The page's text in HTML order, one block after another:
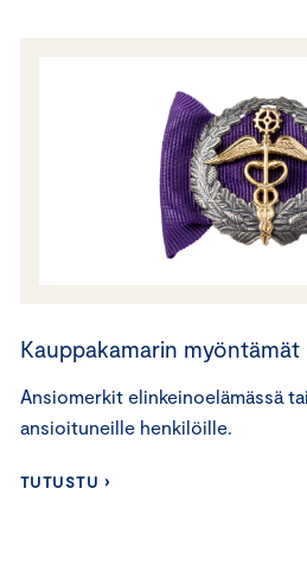
Kauppakamarin myöntämät
Ansiomerkit elinkeinoelämässä
ansioituneille henkilöille.
TUTUSTU ›